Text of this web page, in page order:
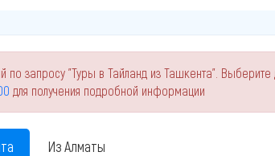
запросу "Туры в Тайланд из Ташкента". Выберите
для получения подробной информации
Из Алматы